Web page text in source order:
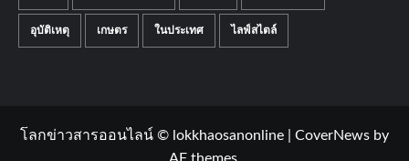
อุบัติเหตุ เกษตร ในประเทศ ไลฟ์สไตล์
โลกข่าวสารออนไลน์ © lokkhaosanonline CoverNews by